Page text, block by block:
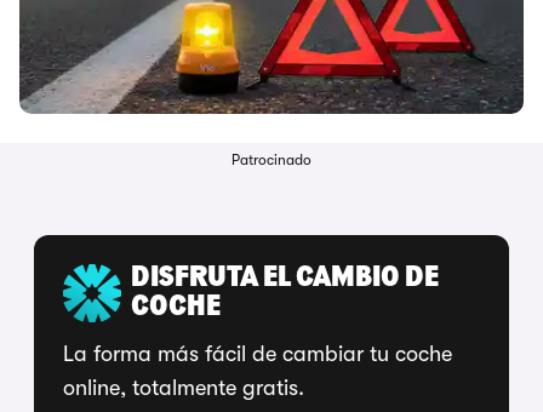
Patrocinado
DISFRUTA EL CAMBIO DE
COCHE
La forma más fácil de cambiar tu coche
online, totalmente gratis.